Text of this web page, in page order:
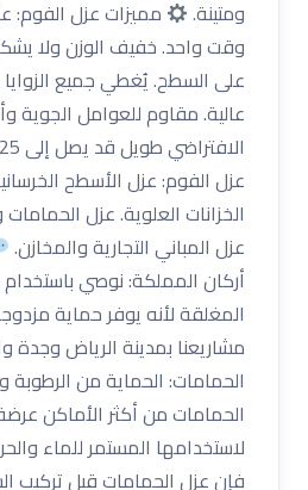
ومتينة.
مميزات عزل الفوم:
وقت واحد. خفيف الوزن ولا
على السطح. يُغطي جميع
عالية. مقاوم للعوامل
الافتراضي طويل قد يصل إلى 25 عامًا.
عزل الفوم: عزل الأسطح
الخزانات العلوية. عزل
عزل المباني التجارية والمخازن.
أركان المملكة: نوصي
المغلقة لأنه يوفر حماية
مشاريعنا بمدينة الرياض وجدة
الحمامات: الحماية من الرطوبة
الحمامات من أكثر الأماكن
لاستخدامها المستمر للماء
فإن عزل الحمامات قبل تركيب